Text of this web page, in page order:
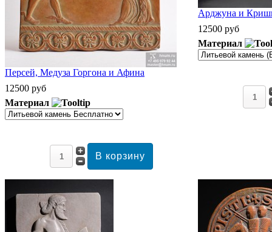
Персей, Медуза Горгона и Афина
12500 руб
Материал
Арджуна и
12500 руб
Материал